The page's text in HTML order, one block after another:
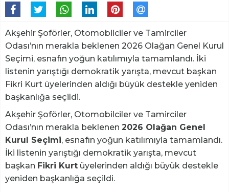
Akşehir Şoförler, Otomobilciler ve Tamirciler
Odası’nın merakla beklenen 2026 Olağan Genel Kurul
Seçimi, esnafın yoğun katılımıyla tamamlandı. İki
listenin yarıştığı demokratik yarışta, mevcut başkan
Fikri Kurt üyelerinden aldığı büyük destekle yeniden
başkanlığa seçildi.
Akşehir Şoförler, Otomobilciler ve Tamirciler
Odası’nın merakla beklenen 2026 Olağan Genel
Kurul Seçimi, esnafın yoğun katılımıyla tamamlandı.
İki listenin yarıştığı demokratik yarışta, mevcut
başkan Fikri Kurt üyelerinden aldığı büyük destekle
yeniden başkanlığa seçildi.